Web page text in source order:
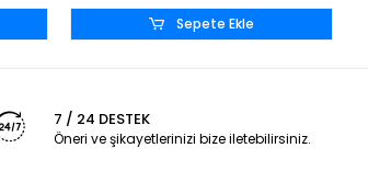
Sepete Ekle
7 / 24 DESTEK
Öneri ve şikayetlerinizi bize iletebilirsiniz.